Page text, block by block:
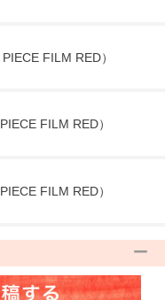
FILM RED）
FILM RED）
FILM RED）